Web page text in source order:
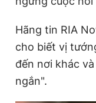
Hãng tin RIA
cho biết vị
đến nơi khác
ngắn".